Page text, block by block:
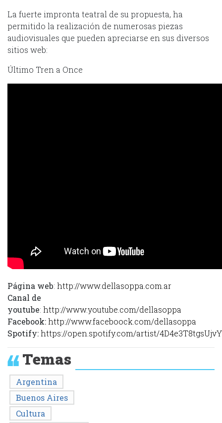
La fuerte impronta teatral de su propuesta, ha
permitido la realización de numerosas piezas
audiovisuales que pueden apreciarse en sus diversos
sitios web:
Último Tren a Once
Página web: http://www.dellasoppa.com.ar
Canal de
youtube: http://www.youtube.com/dellasoppa
Facebook:http://www.faceboock.com/dellasoppa
Spotify:https://open.spotify.com/artist/
Temas
Argentina
Buenos Aires
Cultura